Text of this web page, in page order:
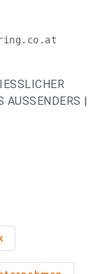
AUSSENDERS |